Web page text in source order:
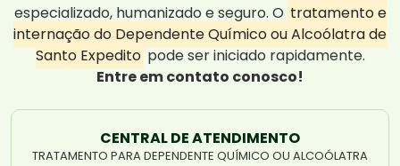
especializado, humanizado e seguro. O tratamento e
internação do Dependente Químico ou Alcoólatra de
Santo Expedito pode ser iniciado rapidamente.
Entre em contato conosco!
CENTRAL DE ATENDIMENTO
TRATAMENTO PARA DEPENDENTE QUÍMICO OU ALCOÓLATRA